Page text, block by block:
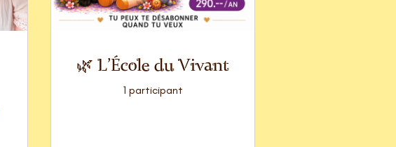
🌿 L'École du Vivant
1 participant